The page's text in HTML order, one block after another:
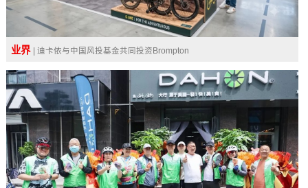
业界 | ​迪卡侬与中国风投基金共同投资Brompton